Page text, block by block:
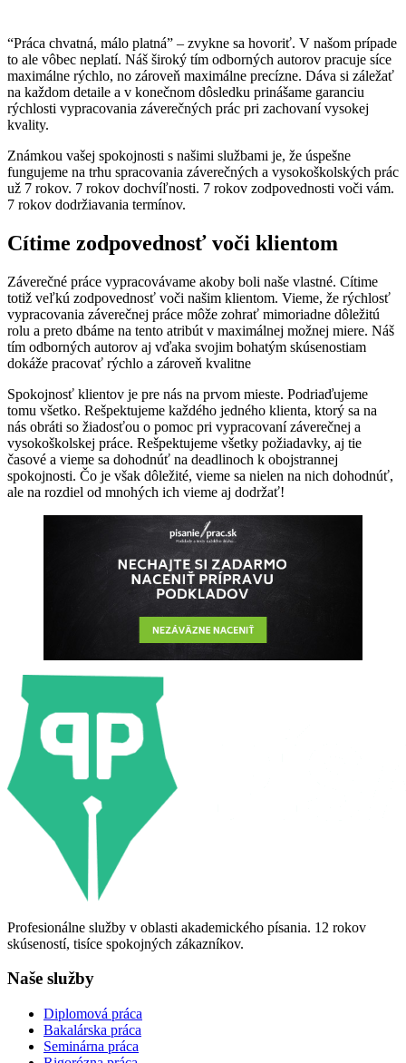
“Práca chvatná, málo platná” – zvykne sa hovoriť. V našom prípade
to ale vôbec neplatí. Náš široký tím odborných autorov pracuje síce
maximálne rýchlo, no zároveň maximálne precízne. Dáva si záležať
na každom detaile a v konečnom dôsledku prinášame garanciu
rýchlosti vypracovania záverečných prác pri zachovaní vysokej
kvality.
Známkou vašej spokojnosti s našimi službami je, že úspešne
fungujeme na trhu spracovania záverečných a vysokoškolských prác
už 7 rokov. 7 rokov dochvíľnosti. 7 rokov zodpovednosti voči vám.
7 rokov dodržiavania termínov.
Cítime zodpovednosť voči klientom
Záverečné práce vypracovávame akoby boli naše vlastné. Cítime
totiž veľkú zodpovednosť voči našim klientom. Vieme, že rýchlosť
vypracovania záverečnej práce môže zohrať mimoriadne dôležitú
rolu a preto dbáme na tento atribút v maximálnej možnej miere. Náš
tím odborných autorov aj vďaka svojim bohatým skúsenostiam
dokáže pracovať rýchlo a zároveň kvalitne
Spokojnosť klientov je pre nás na prvom mieste. Podriaďujeme
tomu všetko. Rešpektujeme každého jedného klienta, ktorý sa na
nás obráti so žiadosťou o pomoc pri vypracovaní záverečnej a
vysokoškolskej práce. Rešpektujeme všetky požiadavky, aj tie
časové a vieme sa dohodnúť na deadlinoch k obojstrannej
spokojnosti. Čo je však dôležité, vieme sa nielen na nich dohodnúť,
ale na rozdiel od mnohých ich vieme aj dodržať!
Profesionálne služby v oblasti akademického písania. 12 rokov
skúseností, tisíce spokojných zákazníkov.
Naše služby
Diplomová práca
Bakalárska práca
Seminárna práca